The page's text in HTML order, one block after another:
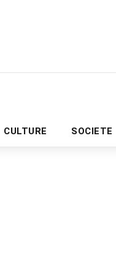
CULTURE SOCIETE